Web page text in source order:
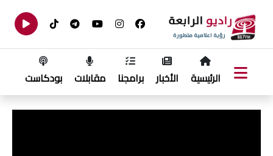
الرئيسية الأخبار برامجنا مقابلات بودكاست